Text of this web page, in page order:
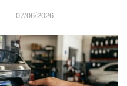
07/06/2026